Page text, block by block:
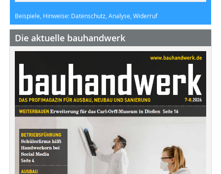
Beispiele, Hinweise: Datenschutz, Analyse, Widerruf
Die aktuelle bauhandwerk